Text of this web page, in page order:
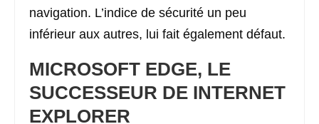
navigation. L’indice de sécurité un peu
inférieur aux autres, lui fait également défaut.
MICROSOFT EDGE, LE
SUCCESSEUR DE INTERNET
EXPLORER